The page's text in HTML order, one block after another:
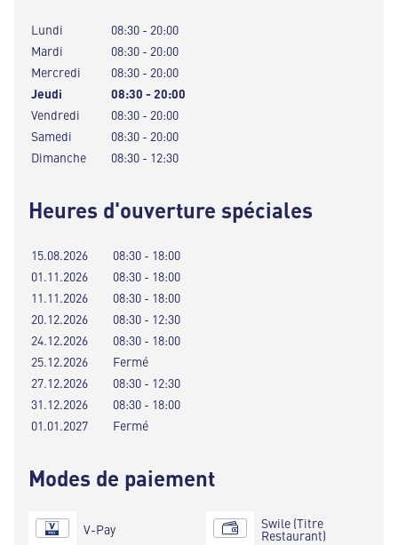
Lundi
08:30 - 20:00
Mardi
08:30 - 20:00
Mercredi
08:30 - 20:00
Jeudi
08:30 - 20:00
Vendredi
08:30 - 20:00
Samedi
08:30 - 20:00
Dimanche
08:30 - 12:30
Heures d'ouverture spéciales
15.08.2026
08:30 - 18:00
01.11.2026
08:30 - 18:00
11.11.2026
08:30 - 18:00
20.12.2026
08:30 - 12:30
24.12.2026
08:30 - 18:00
25.12.2026
Fermé
27.12.2026
08:30 - 12:30
31.12.2026
08:30 - 18:00
01.01.2027
Fermé
Modes de paiement
V-Pay Swile (Titre
Restaurant)